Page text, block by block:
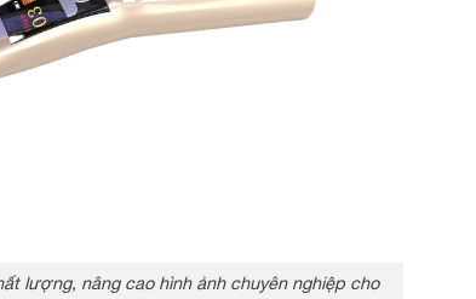
lượng, nâng cao hình ảnh chuyên nghiệp cho